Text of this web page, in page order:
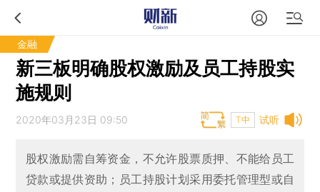
金融
新三板明确股权激励及员工持股实
施规则
试听
2020年03月23日 09:50 T中
股权激励需自筹资金，不允许股票质押、不能给员工
贷款或提供资助；员工持股计划采用委托管理型或自